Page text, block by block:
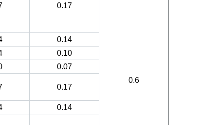
0.17
0.6
0.14
0.10
0.07
0.17
0.14